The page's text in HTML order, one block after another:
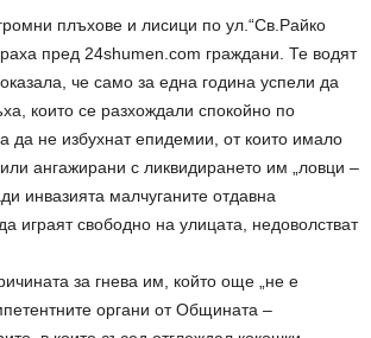
плъхове и лисици по ул.“Св.Райко
пред 24shumen.com граждани. Те водят
че само за една година успели да
които се разхождали спокойно по
да не избухнат епидемии, от които имало
ангажирани с ликвидирането им „ловци –
инвазията малчуганите отдавна
играят свободно на улицата, недоволстват
за гнева им, който още „не е
органи от Общината –